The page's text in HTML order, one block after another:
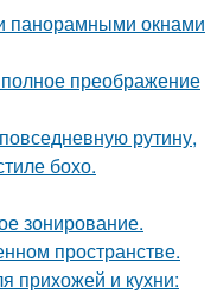
панорамными окнами
преображение
рутину,
бохо.
зонирование.
пространстве.
прихожей и кухни: